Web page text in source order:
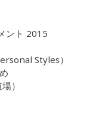
ント 2015
Styles）
）